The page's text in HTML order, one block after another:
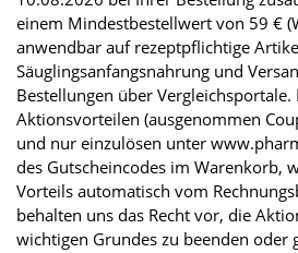
einem Mindestbestellwert von 59 €
anwendbar auf rezeptpflichtige
Säuglingsanfangsnahrung und
Bestellungen über
Aktionsvorteilen (ausgenommen
und nur einzulösen unter
des Gutscheincodes im Warenkorb,
Vorteils automatisch vom
behalten uns das Recht vor, die
wichtigen Grundes zu beenden oder